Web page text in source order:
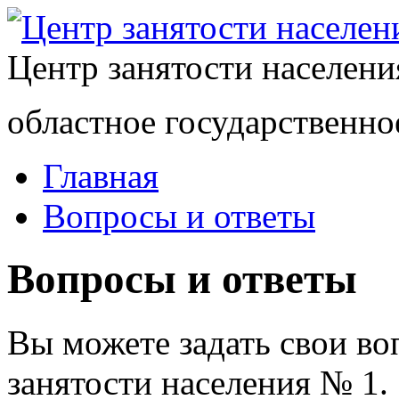
Центр занятости
областное
Главная
Вопросы и ответы
Вопросы и ответы
Вы можете задать свои
занятости населения № 1.